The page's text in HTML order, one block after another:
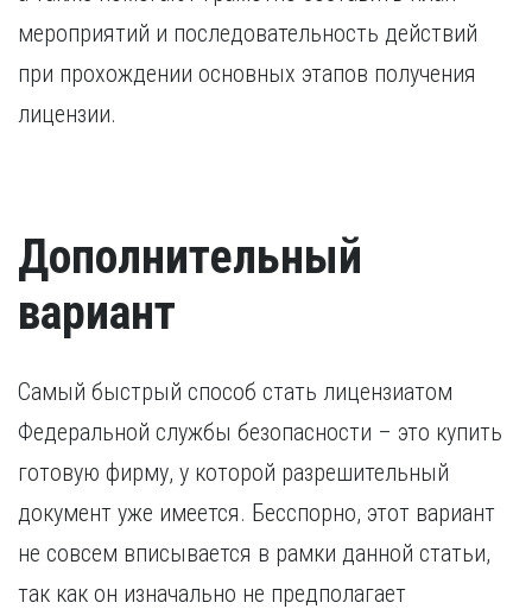
мероприятий и последовательность действий
при прохождении основных этапов получения
лицензии.
Дополнительный
вариант
Самый быстрый способ стать лицензиатом
Федеральной службы безопасности – это купить
готовую фирму, у которой разрешительный
документ уже имеется. Бесспорно, этот вариант
не совсем вписывается в рамки данной статьи,
так как он изначально не предполагает